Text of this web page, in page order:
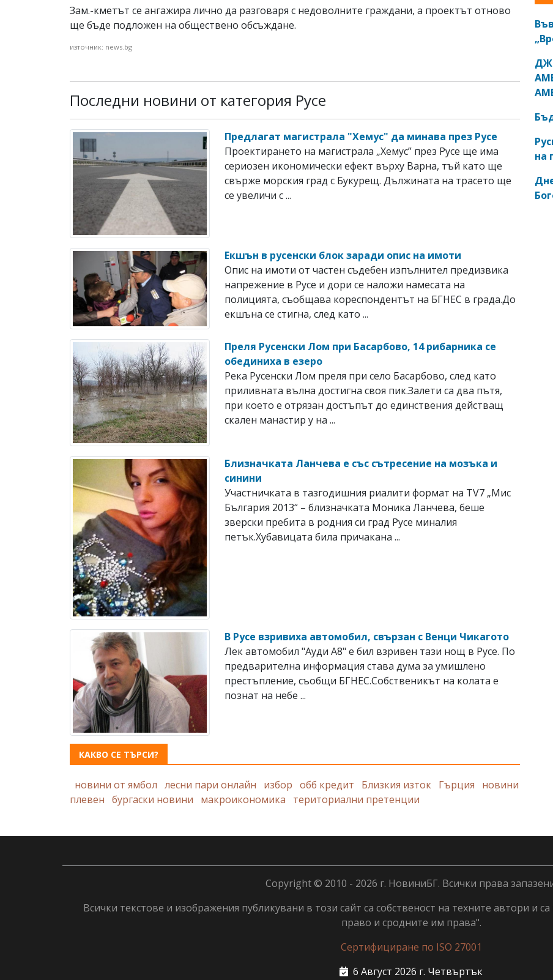
Зам.-кметът се ангажира лично да разговаря с недоволните граждани, а проектът отново
ще бъде подложен на обществено обсъждане.
източник: news.bg
Последни новини от категория Русе
Предлагат магистрала "Хемус" да минава през Русе
Проектирането на магистрала „Хемус” през Русе ще има
сериозен икономически ефект върху Варна, тъй като ще
свърже морския град с Букурещ. Дължината на трасето ще
се увеличи с ...
Екшън в русенски блок заради опис на имоти
Опис на имоти от частен съдебен изпълнител предизвика
напрежение в Русе и дори се наложи намесата на
полицията, съобщава кореспондентът на БГНЕС в града.До
екшъна се стигна, след като ...
Преля Русенски Лом при Басарбово, 14 рибарника се
обединиха в езеро
Река Русенски Лом преля при село Басарбово, след като
приливната вълна достигна своя пик.Залети са два пътя,
при което е отрязан достъпът до единствения действащ
скален манастир у на ...
Близначката Ланчева е със сътресение на мозъка и
синини
Участничката в тазгодишния риалити формат на TV7 „Мис
България 2013“ – близначката Моника Ланчева, беше
зверски пребита в родния си град Русе миналия
петък.Хубавицата била причакана ...
В Русе взривиха автомобил, свързан с Венци Чикагото
Лек автомобил "Ауди А8" е бил взривен тази нощ в Русе. По
предварителна информация става дума за умишлено
престъпление, съобщи БГНЕС.Собственикът на колата е
познат на небе ...
КАКВО СЕ ТЪРСИ?
новини от ямбол лесни пари онлайн избор обб кредит Близкия изток Гърция
новини
плевен бургаски новини макроикономика териториални претенции
на
Copyright © 2010 - 2026 г. НовиниБГ. Всички права
Всички текстове и изображения публикувани в този сайт са собственост на техните автори и
право и сродните им права".
Сертифициране по ISO 27001
6 Август 2026 г. Четвъртък